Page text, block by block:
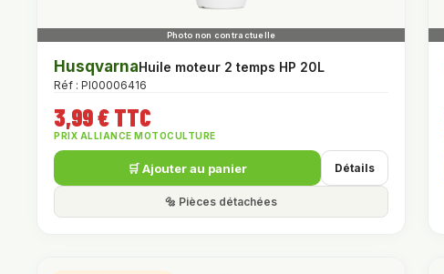
HusqvarnaHuile moteur 2 temps HP 20L
Réf : PI00006416
3,99 € TTC
PRIX ALLIANCE MOTOCULTURE
🛒 Ajouter au panier Détails
🔩 Pièces détachées